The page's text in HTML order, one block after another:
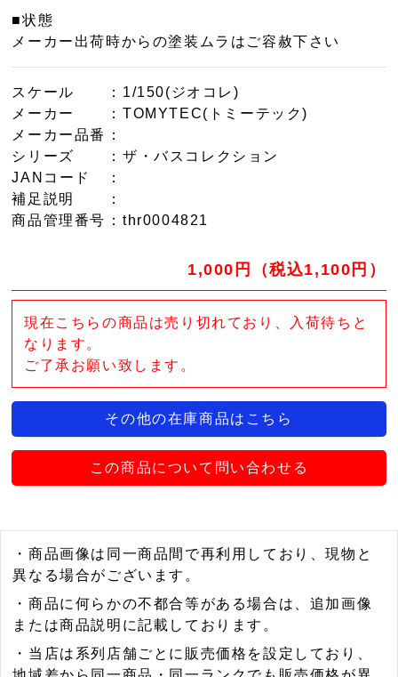
■状態
メーカー出荷時からの塗装ムラはご容赦下さい
スケール
：1/150(ジオコレ)
メーカー
：TOMYTEC(トミーテック)
メーカー品番
：
シリーズ
：ザ・バスコレクション
JANコード
：
補足説明
：
商品管理番号 ：thr0004821
1,000円（税込1,100円）
現在こちらの商品は売り切れており、入荷待ちと
なります。
ご了承お願い致します。
その他の在庫商品はこちら
この商品について問い合わせる
・商品画像は同一商品間で再利用しており、現物と
異なる場合がございます。
・商品に何らかの不都合等がある場合は、追加画像
または商品説明に記載しております。
・当店は系列店舗ごとに販売価格を設定しており、